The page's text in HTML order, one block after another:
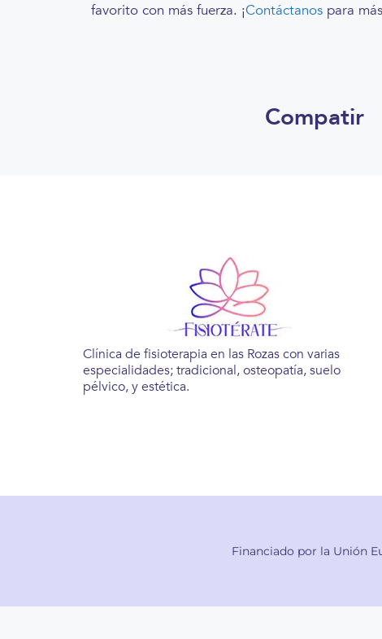
favorito con más fuerza. ¡Contáctanos para
Compatir
Clínica de fisioterapia en las Rozas con varias
especialidades; tradicional, osteopatía, suelo
pélvico, y estética.
Financiado por la Unión